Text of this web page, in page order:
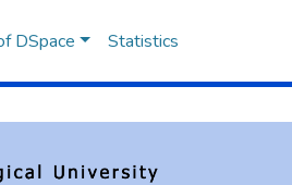
DSpace Statistics